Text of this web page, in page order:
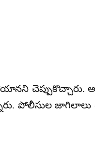
చెప్పుకొచ్చారు.
పోలీసుల